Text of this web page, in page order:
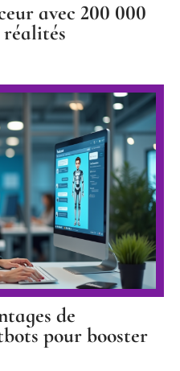
avec 200 000
réalités
de
pour booster